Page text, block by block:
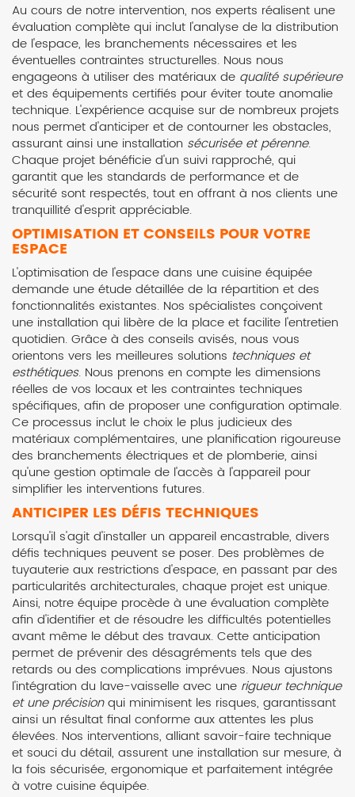
Au cours de notre intervention, nos experts réalisent une
évaluation complète qui inclut l'analyse de la distribution
de l'espace, les branchements nécessaires et les
éventuelles contraintes structurelles. Nous nous
engageons à utiliser des matériaux de qualité supérieure
et des équipements certifiés pour éviter toute anomalie
technique. L'expérience acquise sur de nombreux projets
nous permet d'anticiper et de contourner les obstacles,
assurant ainsi une installation sécurisée et pérenne.
Chaque projet bénéficie d'un suivi rapproché, qui
garantit que les standards de performance et de
sécurité sont respectés, tout en offrant à nos clients une
tranquillité d'esprit appréciable.
OPTIMISATION ET CONSEILS POUR VOTRE
ESPACE
L'optimisation de l'espace dans une cuisine équipée
demande une étude détaillée de la répartition et des
fonctionnalités existantes. Nos spécialistes conçoivent
une installation qui libère de la place et facilite l'entretien
quotidien. Grâce à des conseils avisés, nous vous
orientons vers les meilleures solutions techniques et
esthétiques. Nous prenons en compte les dimensions
réelles de vos locaux et les contraintes techniques
spécifiques, afin de proposer une configuration optimale.
Ce processus inclut le choix le plus judicieux des
matériaux complémentaires, une planification rigoureuse
des branchements électriques et de plomberie, ainsi
qu'une gestion optimale de l'accès à l'appareil pour
simplifier les interventions futures.
ANTICIPER LES DÉFIS TECHNIQUES
Lorsqu'il s'agit d'installer un appareil encastrable, divers
défis techniques peuvent se poser. Des problèmes de
tuyauterie aux restrictions d'espace, en passant par des
particularités architecturales, chaque projet est unique.
Ainsi, notre équipe procède à une évaluation complète
afin d'identifier et de résoudre les difficultés potentielles
avant même le début des travaux. Cette anticipation
permet de prévenir des désagréments tels que des
retards ou des complications imprévues. Nous ajustons
l'intégration du lave-vaisselle avec une rigueur technique
et une précisionqui minimisent les risques, garantissant
ainsi un résultat final conforme aux attentes les plus
élevées. Nos interventions, alliant savoir-faire technique
et souci du détail, assurent une installation sur mesure, à
la fois sécurisée, ergonomique et parfaitement intégrée
à votre cuisine équipée.